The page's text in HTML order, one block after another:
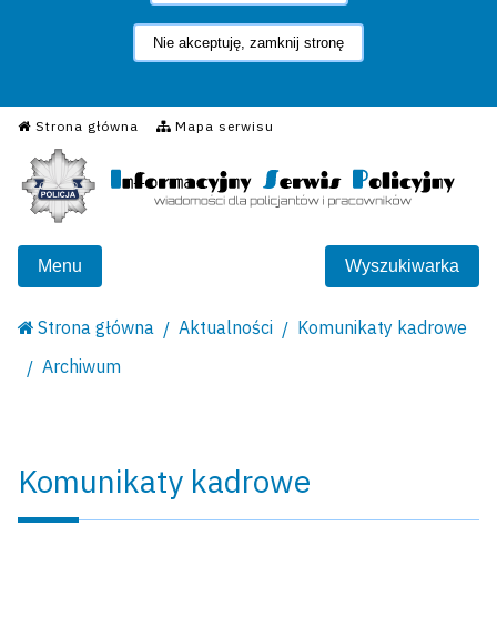
Nie akceptuję, zamknij stronę
Strona główna Mapa serwisu
Informacyjny Serwis
Menu Wyszukiwarka
Strona główna Aktualności
Komunikaty kadrowe
Archiwum
Komunikaty kadrowe